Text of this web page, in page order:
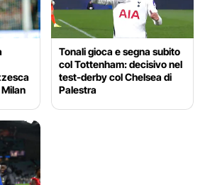
Tonali gioca e segna subito
col Tottenham: decisivo nel
test-derby col Chelsea di
Palestra